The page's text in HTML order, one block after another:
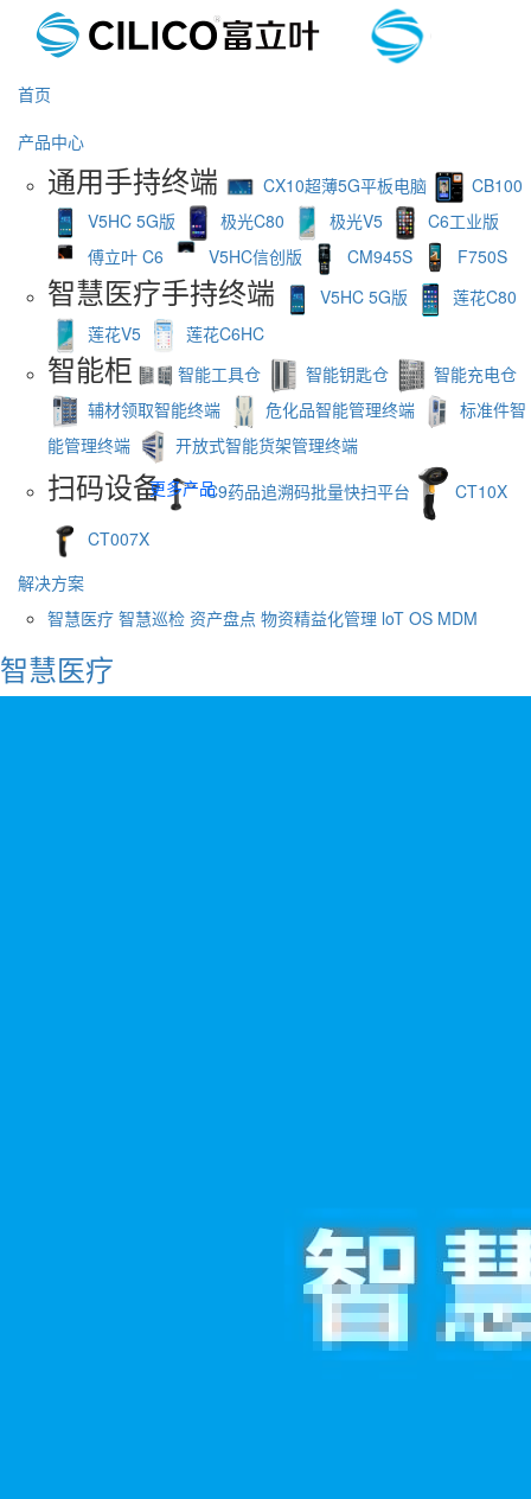
首页
产品中心
通用手持终端 CX10超薄5G平板电脑
CB100
V5HC 5G版
极光C80 极光V5
C6工业版
傅立叶 C6
V5HC信创版 CM945S F750S
智慧医疗手持终端 V5HC 5G版
莲花C80
莲花V5
莲花C6HC
智能柜 智能工具仓 智能钥匙仓
智能充电仓
辅材领取智能终端
危化品智能管理终端
标准件智
能管理终端
开放式智能货架管理终端
扫码设备 C9药品追溯码批量快扫平台
CT10X
CT007X
更多产品
解决方案
智慧医疗 智慧巡检 资产盘点 物资精益化管理 loT OS MDM
智慧医疗